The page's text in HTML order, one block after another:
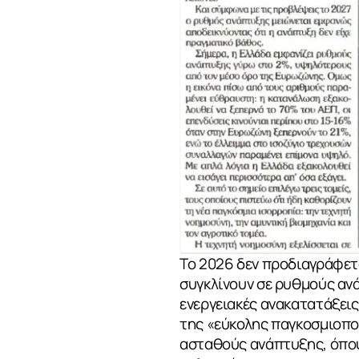
Το 2026 δεν
συγκλίνουν σε ρυθμούς
ενεργειακές
της «εύκολης
ασταθούς ανάπτυξης,